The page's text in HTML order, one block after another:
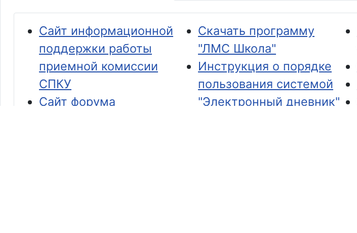
Сайт информационной
поддержки работы
приемной комиссии
СПКУ
Сайт форума
Скачать программу
"ЛМС Школа"
Инструкция о порядке
пользования системой
"Электронный дневник"